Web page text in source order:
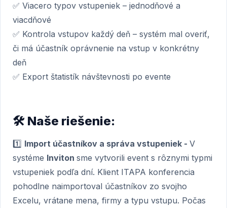
✅ Viacero typov vstupeniek – jednodňové a
viacdňové
✅ Kontrola vstupov každý deň – systém mal overiť,
či má účastník oprávnenie na vstup v konkrétny
deň
✅ Export štatistík návštevnosti po evente
🛠️ Naše riešenie:
1️⃣ Import účastníkov a správa vstupeniek - V
systéme Inviton sme vytvorili event s rôznymi typmi
vstupeniek podľa dní. Klient ITAPA konferencia
pohodlne naimportoval účastníkov zo svojho
Excelu, vrátane mena, firmy a typu vstupu. Počas